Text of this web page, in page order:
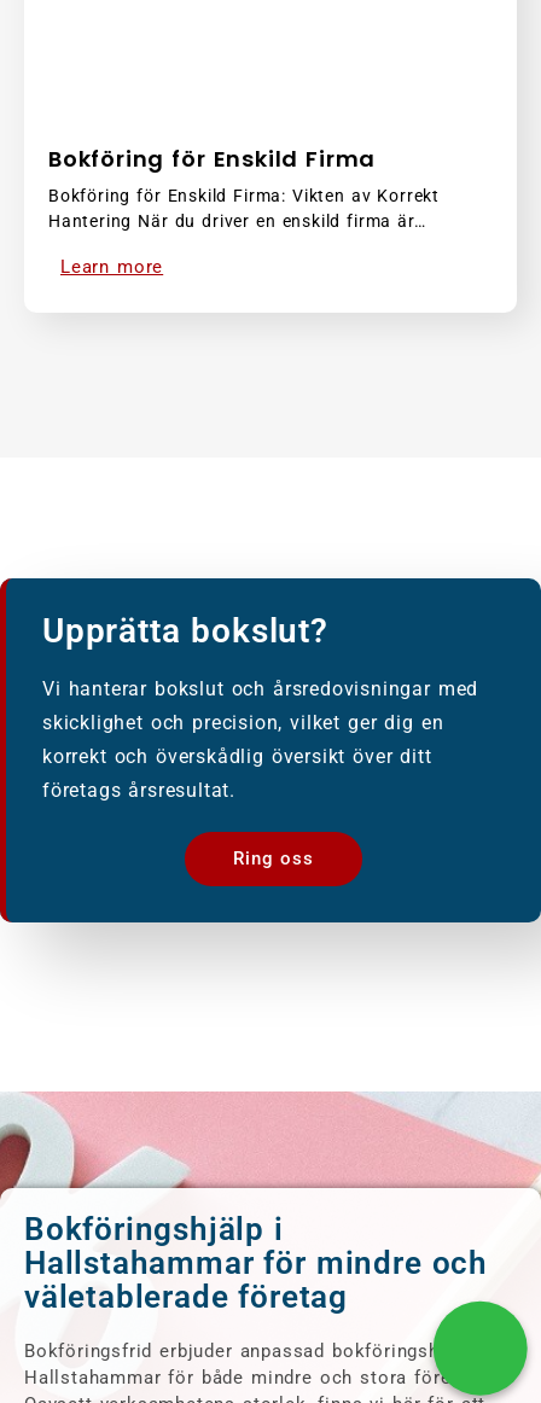
Bokföring för Enskild Firma
Bokföring för Enskild Firma: Vikten av Korrekt
Hantering När du driver en enskild firma är…
Learn more
Upprätta bokslut?
Vi hanterar bokslut och årsredovisningar med
skicklighet och precision, vilket ger dig en
korrekt och överskådlig översikt över ditt
företags årsresultat.
Ring oss
Bokföringshjälp i
Hallstahammar för mindre och
väletablerade företag
Bokföringsfrid erbjuder anpassad bokföringshjälp i
Hallstahammar för både mindre och stora företag.